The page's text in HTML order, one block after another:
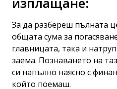
За да разбереш пълната
общата сума за
главницата, така и
заема. Познаването на
си напълно наясно с
който поемаш.